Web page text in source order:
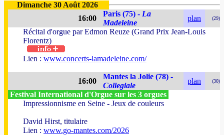
Dimanche 30 Août 2026
16:00
Paris (75) - La
Madeleine
plan (29)
Récital d'orgue par Edmon Reuze (Grand Prix Jean-Louis
Florentz)
Lien : www.concerts-lamadeleine.com/
16:00
Mantes la Jolie (78) -
Collegiale
plan (30)
Festival International d'Orgue sur les 3 orgues
Impressionnisme en Seine - Jeux de couleurs
David Hirst, titulaire
Lien : www.go-mantes.com/2026